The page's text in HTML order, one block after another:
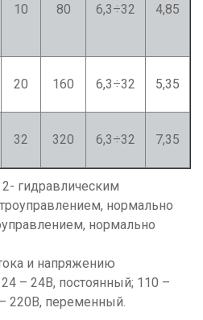
10 80 6,3÷32 4,85
20 160 6,3÷32 5,35
32 320 6,3÷32 7,35
гидравлическим
нормально
нормально
и напряжению
– 24В, постоянный; 110 –
220В, переменный.